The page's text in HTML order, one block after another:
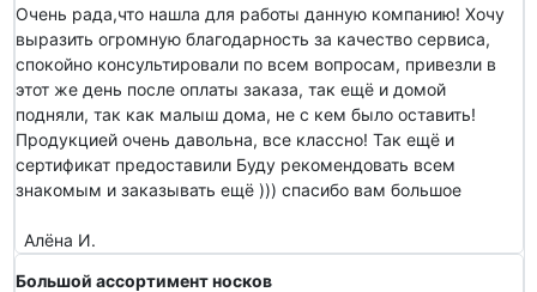
Очень рада,что нашла для работы данную компанию! Хочу
выразить огромную благодарность за качество сервиса,
спокойно консультировали по всем вопросам, привезли в
этот же день после оплаты заказа, так ещё и домой
подняли, так как малыш дома, не с кем было оставить!
Продукцией очень давольна, все классно! Так ещё и
сертификат предоставили Буду рекомендовать всем
знакомым и заказывать ещё ))) спасибо вам большое
Алёна И.
Большой ассортимент носков